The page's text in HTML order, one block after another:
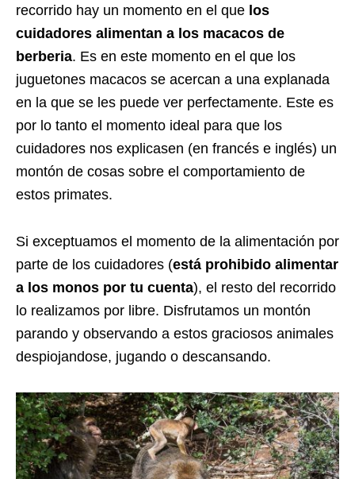
recorrido hay un momento en el que los
cuidadores alimentan a los macacos de
berberia. Es en este momento en el que los
juguetones macacos se acercan a una explanada
en la que se les puede ver perfectamente. Este es
por lo tanto el momento ideal para que los
cuidadores nos explicasen (en francés e inglés) un
montón de cosas sobre el comportamiento de
estos primates.
Si exceptuamos el momento de la alimentación por
parte de los cuidadores (está prohibido alimentar
a los monos por tu cuenta), el resto del recorrido
lo realizamos por libre. Disfrutamos un montón
parando y observando a estos graciosos animales
despiojandose, jugando o descansando.